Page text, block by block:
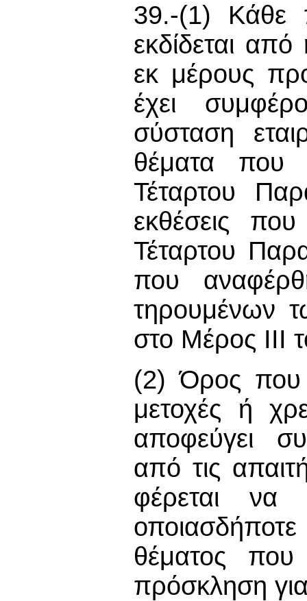
39.-(1) Κάθε
εκδίδεται
εκ μέρους
έχει
σύσταση
θέματα που
Τέταρτου
εκθέσεις
Τέταρτου
που
τηρουμένων
στο Μέρος ΙΙΙ
(2) Όρος που
μετοχές ή
αποφεύγει
από τις
φέρεται να
θέματος που
πρόσκληση